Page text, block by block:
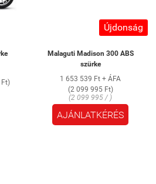
Ft)
Újdonság
Malaguti Madison 300 ABS
szürke
1 653 539 Ft + ÁFA
(2 099 995 Ft)
(2 099 995 / )
AJÁNLATKÉRÉS